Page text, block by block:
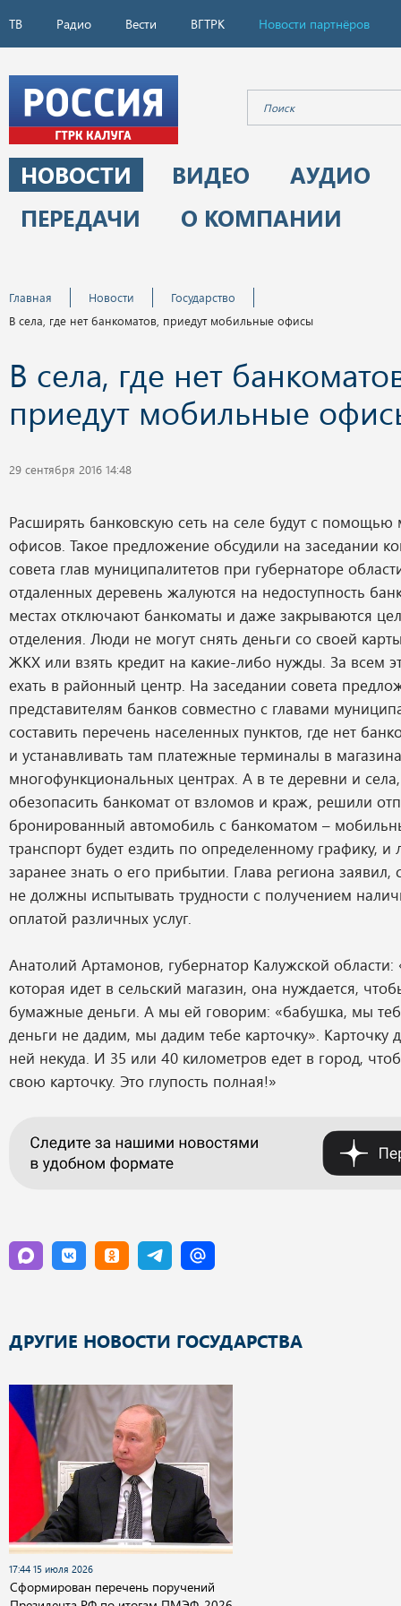
ТВ Радио Вести ВГТРК Новости партнёров
НОВОСТИ ВИДЕО
АУДИО
ПЕРЕДАЧИ
О КОМПАНИИ
Главная Новости
Государство
В села, где нет банкоматов, приедут мобильные офисы
В села, где нет
приедут мобильные
29 сентября 2016 14:48
Расширять банковскую сеть на селе будут с
офисов. Такое предложение обсудили на заседании
совета глав муниципалитетов при губернаторе
отдаленных деревень жалуются на недоступность
местах отключают банкоматы и даже закрываются
отделения. Люди не могут снять деньги со своей
ЖКХ или взять кредит на какие-либо нужды. За всем
ехать в районный центр. На заседании совета
представителям банков совместно с главами
составить перечень населенных пунктов, где нет
и устанавливать там платежные терминалы в
многофункциональных центрах. А в те деревни и
обезопасить банкомат от взломов и краж, решили
бронированный автомобиль с банкоматом –
транспорт будет ездить по определенному графику, и
заранее знать о его прибытии. Глава региона заявил,
не должны испытывать трудности с получением
оплатой различных услуг.
Анатолий Артамонов, губернатор Калужской области:
которая идет в сельский магазин, она нуждается,
бумажные деньги. А мы ей говорим: «бабушка, мы
деньги не дадим, мы дадим тебе карточку». Карточку
ней некуда. И 35 или 40 километров едет в город,
свою карточку. Это глупость полная!»
ДРУГИЕ НОВОСТИ ГОСУДАРСТВА
17:44 15 июля 2026
Сформирован перечень поручений